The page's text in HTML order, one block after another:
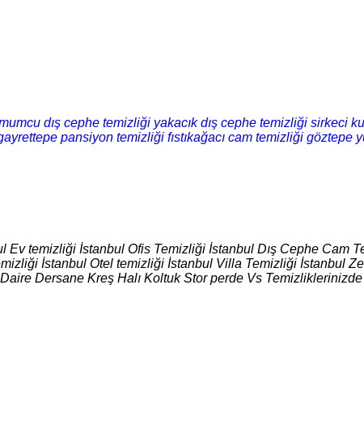
dış cephe temizliği yakacık dış cephe temizliği sirkeci
pansiyon temizliği fıstıkağacı cam temizliği göztepe
temizliği İstanbul Ofis Temizliği İstanbul Dış Cephe Cam
İstanbul Otel temizliği İstanbul Villa Temizliği İstanbul
Dersane Kreş Halı Koltuk Stor perde Vs